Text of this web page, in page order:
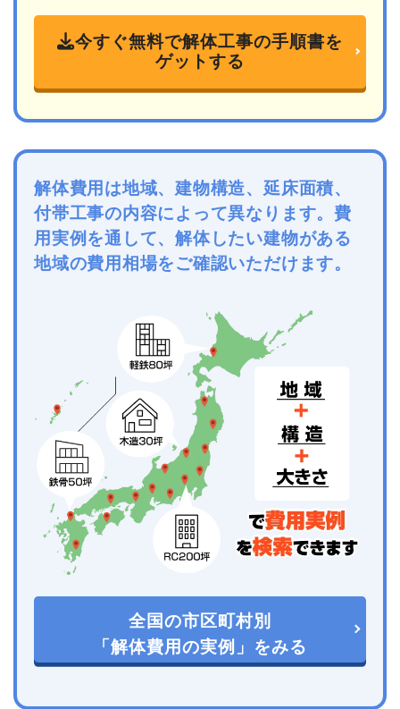
今すぐ無料で解体工事の手順書を
ゲットする
解体費用は地域、建物構造、延床面積、
付帯工事の内容によって異なります。費
用実例を通して、解体したい建物がある
地域の費用相場をご確認いただけます。
全国の市区町村別
「解体費用の実例」をみる